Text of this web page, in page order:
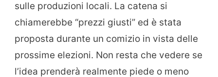
sulle produzioni locali. La catena si
chiamerebbe “prezzi giusti” ed è stata
proposta durante un comizio in vista delle
prossime elezioni. Non resta che vedere se
l’idea prenderà realmente piede o meno